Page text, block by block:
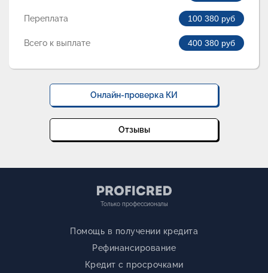
Переплата 100 380 руб
Всего к выплате 400 380 руб
Онлайн-проверка КИ
Отзывы
Только профессионалы
Помощь в получении кредита
Рефинансирование
Кредит с просрочками